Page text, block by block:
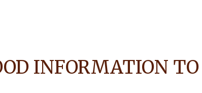
INFORMATION TO